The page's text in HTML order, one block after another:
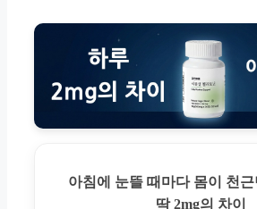
아침에 눈뜰 때마다 몸이 천
딱 2mg의 차이